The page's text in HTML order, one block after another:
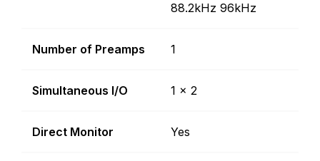
88.2kHz 96kHz
Number of Preamps 1
Simultaneous I/O 1 x 2
Direct Monitor Yes